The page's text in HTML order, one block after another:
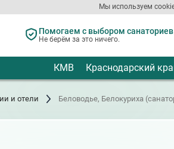
Мы используем
Помогаем с выбором санаториев
Не берём за это ничего.
КМВ Краснодарский
и отели Беловодье, Белокуриха